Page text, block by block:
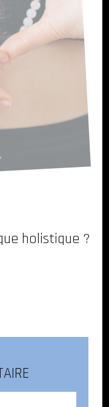
holistique ?